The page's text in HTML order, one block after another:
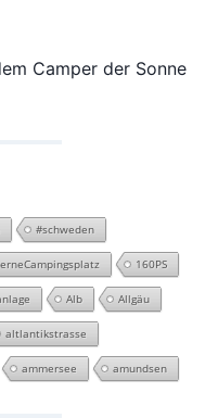
Camper der Sonne
#schweden
160PS
Alb Allgäu
altlantikstrasse
ammersee amundsen